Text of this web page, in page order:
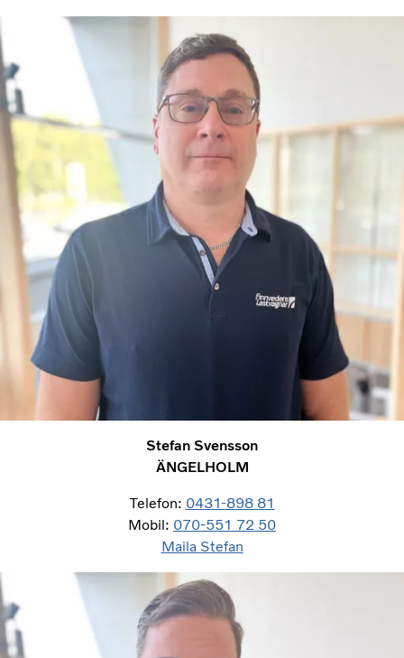
Stefan Svensson
ÄNGELHOLM
Telefon: 0431-898 81
Mobil: 070-551 72 50
Maila Stefan